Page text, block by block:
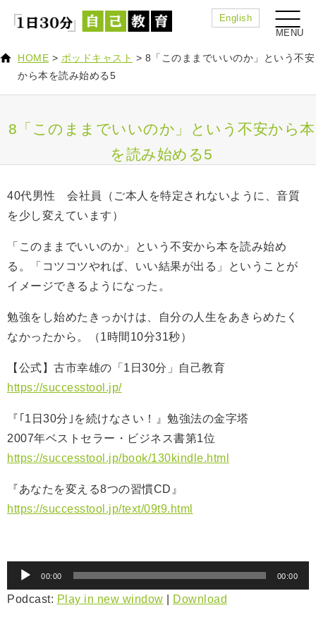
English
HOME > ポッドキャスト > 8「このままでいいのか」という不安
から本を読み始める5
8「このままでいいのか」という不安から本
を読み始める5
40代男性 会社員（ ご本人を特定されないように、音質
を少し変えています）
「このままでいいのか」という不安から本を読み始め
る。「コツコツやれば、いい結果が出る」ということが
イメージできるようになった。
勉強をし始めたきっかけは、自分の人生をあきらめたく
なかったから。
（1時間10分31秒）
【公式】古市幸雄の「1日30分」自己教育
https://successtool.jp/
『｢1日30分｣を続けなさい！』勉強法の金字塔
2007年ベストセラー・ビジネス書第1位
https://successtool.jp/book/130kindle.html
『あなたを変える8つの習慣CD』
https://successtool.jp/text/09t9.html
声
00:00 00:00
Podcast: Play in new window Download